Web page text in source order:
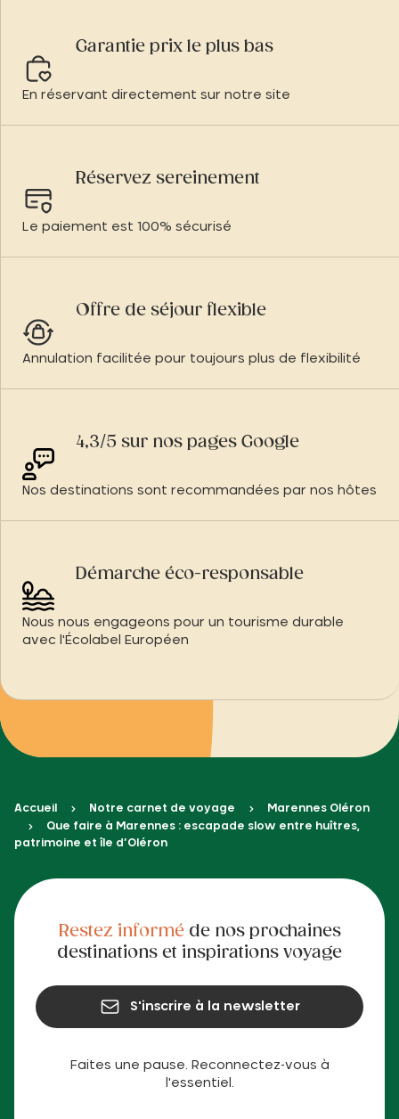
Garantie prix le plus bas
En réservant directement sur notre site
Réservez sereinement
Le paiement est 100% sécurisé
Offre de séjour flexible
Annulation facilitée pour toujours plus de flexibilité
4,3/5 sur nos pages Google
Nos destinations sont recommandées par nos hôtes
Démarche éco-responsable
Nous nous engageons pour un tourisme durable
avec l'Écolabel Européen
Accueil Notre carnet de voyage
Marennes Oléron
Que faire à Marennes : escapade slow entre huîtres,
patrimoine et île d’Oléron
Faites une pause. Reconnectez-vous à
l'essentiel.
Restez informéde nos prochaines
destinations et inspirations voyage
S'inscrire à la newsletter